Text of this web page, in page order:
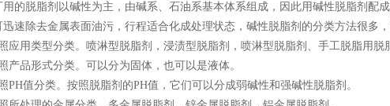
用的脱脂剂以碱性为主，由碱系、石油系基本体系组成，因此用碱性脱脂剂配
迅速除去金属表面油污，行程适合化成处理状态，碱性脱脂剂的分类方法很多
应用类型分类。喷淋型脱脂剂，浸渍型脱脂剂，喷淋型脱脂剂、手工脱脂用脱
产品形式分类。可以分为固体，也可以是液体。
PH值分类。按照脱脂剂的PH值，它们可以分成弱碱性和强碱性脱脂剂。